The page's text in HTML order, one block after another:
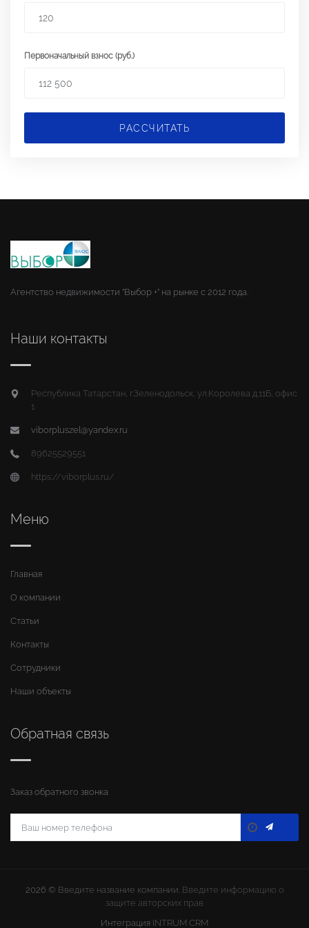
Первоначальный взнос (руб.)
РАССЧИТАТЬ
Агентство недвижимости "Выбор +" на рынке с 2012 года.
Наши контакты
Республика Татарстан, г.Зеленодольск, ул.Королева д.11Б, офис
1
viborpluszel@yandex.ru
89625529551
https://viborplus.ru/
Меню
Главная
О компании
Статьи
Контакты
Сотрудники
Наши объекты
Обратная связь
Заказ обратного звонка
2026 © Введите название компании. Введите информацию о
защите авторских прав
Интеграция INTRUM CRM